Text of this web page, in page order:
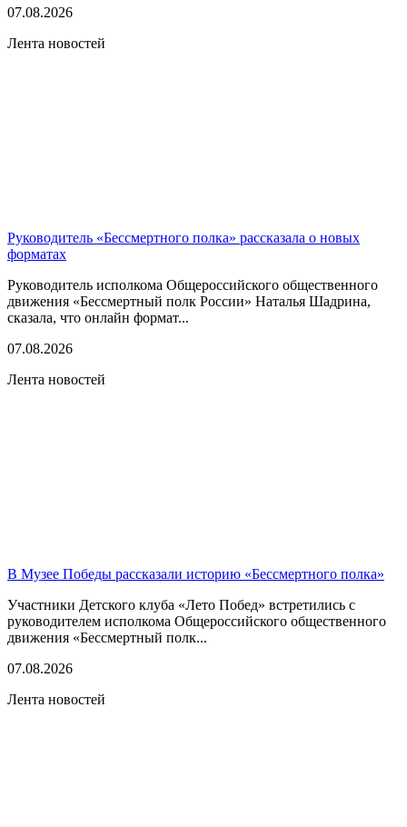
07.08.2026
Лента новостей
Руководитель «Бессмертного полка» рассказала о новых
форматах
Руководитель исполкома Общероссийского общественного
движения «Бессмертный полк России» Наталья Шадрина,
сказала, что онлайн формат...
07.08.2026
Лента новостей
В Музее Победы рассказали историю «Бессмертного полка»
Участники Детского клуба «Лето Побед» встретились с
руководителем исполкома Общероссийского общественного
движения «Бессмертный полк...
07.08.2026
Лента новостей